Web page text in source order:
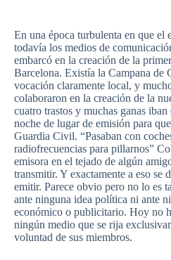
En una época turbulenta en que el
todavía los medios de
embarcó en la creación de la
Barcelona. Existía la Campana de
vocación claramente local, y
colaboraron en la creación de la
cuatro trastos y muchas ganas iban
noche de lugar de emisión para
Guardia Civil. “Pasaban con
radiofrecuencias para pillarnos”
emisora en el tejado de algún
transmitir. Y exactamente a eso se
emitir. Parece obvio pero no lo es
ante ninguna idea política ni ante
económico o publicitario. Hoy no
ningún medio que se rija
voluntad de sus miembros.